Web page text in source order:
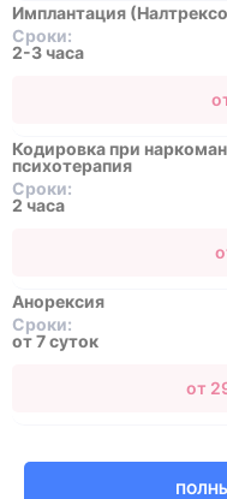
Имплантация
Сроки:
2-3 часа
Кодировка при
психотерапия
Сроки:
2 часа
Анорексия
Сроки:
от 7 суток
от